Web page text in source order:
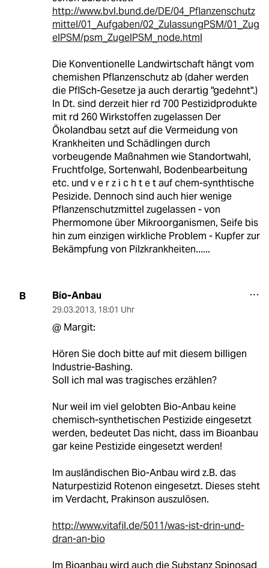
http://www.bvl.bund.de/DE/04_Pflanzenschutz
mittel/01_Aufgaben/02_ZulassungPSM/01_Zug
elPSM/psm_ZugelPSM_node.html
Die Konventionelle Landwirtschaft hängt vom
chemishen Pflanzenschutz ab (daher werden
die PflSch-Gesetze ja auch derartig "gedehnt".)
In Dt. sind derzeit hier rd 700 Pestizidprodukte
mit rd 260 Wirkstoffen zugelassen Der
Ökolandbau setzt auf die Vermeidung von
Krankheiten und Schädlingen durch
vorbeugende Maßnahmen wie Standortwahl,
Fruchtfolge, Sortenwahl, Bodenbearbeitung
etc. und v e r z i c h t e t auf chem-synthtische
Pesizide. Dennoch sind auch hier wenige
Pflanzenschutzmittel zugelassen - von
Phermomone über Mikroorganismen, Seife bis
hin zum einzigen wirkliche Problem - Kupfer zur
Bekämpfung von Pilzkrankheiten......
B Bio-Anbau
29.03.2013, 18:01 Uhr
@ Margit:
Hören Sie doch bitte auf mit diesem billigen
Industrie-Bashing.
Soll ich mal was tragisches erzählen?
Nur weil im viel gelobten Bio-Anbau keine
chemisch-synthetischen Pestizide eingesetzt
werden, bedeutet Das nicht, dass im Bioanbau
gar keine Pestizide eingesetzt werden!
Im ausländischen Bio-Anbau wird z.B. das
Naturpestizid Rotenon eingesetzt. Dieses steht
im Verdacht, Prakinson auszulösen.
http://www.vitafil.de/5011/was-ist-drin-und-
dran-an-bio
Im Bioanbau wird auch die Substanz Spinosad